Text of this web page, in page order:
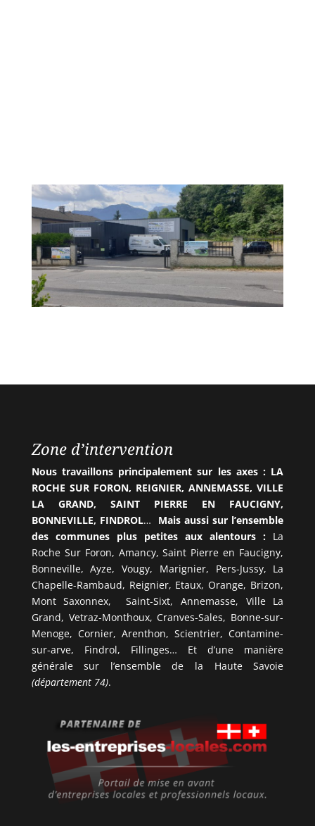
Zone d’intervention
Nous travaillons principalement sur les axes : LA
ROCHE SUR FORON, REIGNIER, ANNEMASSE, VILLE
LA GRAND, SAINT PIERRE EN FAUCIGNY,
BONNEVILLE, FINDROL… Mais aussi sur l’ensemble
des communes plus petites aux alentours : La
Roche Sur Foron, Amancy, Saint Pierre en Faucigny,
Bonneville, Ayze, Vougy, Marignier, Pers-Jussy, La
Chapelle-Rambaud, Reignier, Etaux, Orange, Brizon,
Mont Saxonnex, Saint-Sixt, Annemasse, Ville La
Grand, Vetraz-Monthoux, Cranves-Sales, Bonne-sur-
Menoge, Cornier, Arenthon, Scientrier, Contamine-
sur-arve, Findrol, Fillinges… Et d’une manière
générale sur l’ensemble de la Haute Savoie
(département 74).